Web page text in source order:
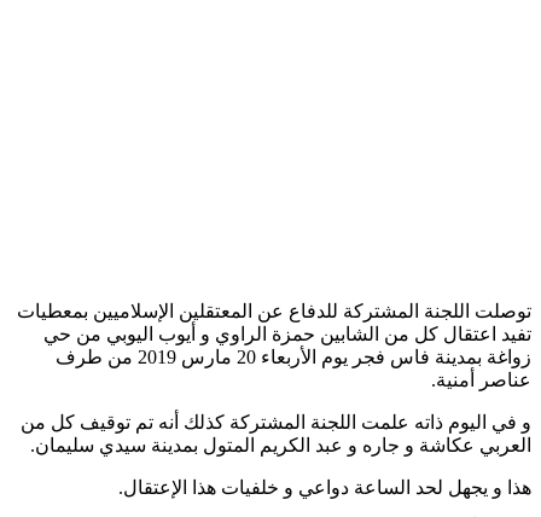
اللجنة المشتركة للدفاع عن المعتقلين الإسلاميين بمعطيات
اعتقال كل من الشابين حمزة الراوي و أيوب اليوبي من حي
زواغة بمدينة فاس فجر يوم الأربعاء 20 مارس 2019 من طرف
أمنية.
اليوم ذاته علمت اللجنة المشتركة كذلك أنه تم توقيف كل من
عكاشة و جاره و عبد الكريم المتول بمدينة سيدي سليمان.
و يجهل لحد الساعة دواعي و خلفيات هذا الإعتقال.